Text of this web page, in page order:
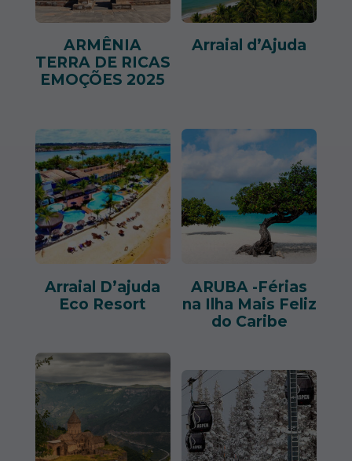
ARMÊNIA
TERRA DE RICAS
EMOÇÕES 2025
Arraial d’Ajuda
Arraial D’ajuda
Eco Resort
ARUBA -Férias
na Ilha Mais Feliz
do Caribe